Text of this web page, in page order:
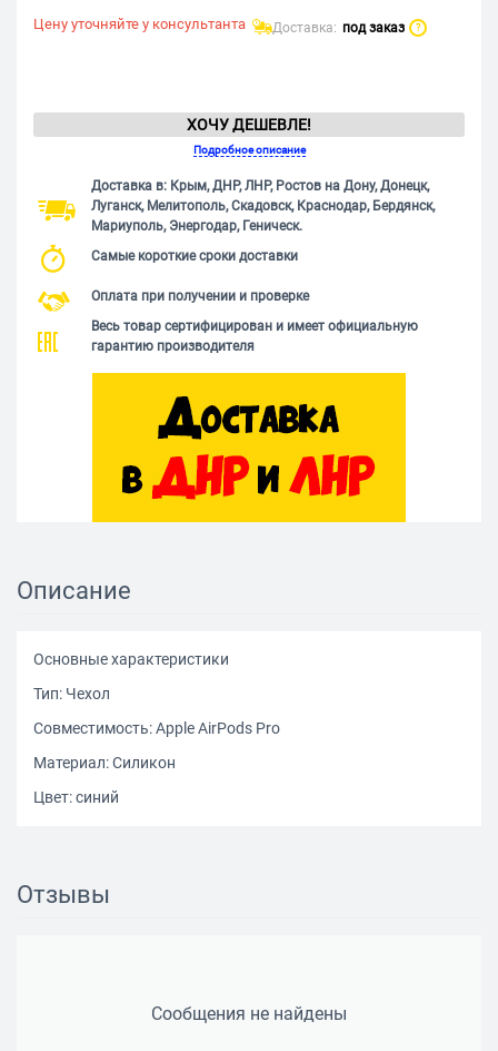
Цену уточняйте у консультанта Доставка: под заказ ?
ХОЧУ ДЕШЕВЛЕ!
Подробное описание
Доставка в: Крым, ДНР, ЛНР, Ростов на Дону, Донецк,
Луганск, Мелитополь, Скадовск, Краснодар, Бердянск,
Мариуполь, Энергодар, Геническ.
Самые короткие сроки доставки
Оплата при получении и проверке
Весь товар сертифицирован и имеет официальную
гарантию производителя
Описание
Основные характеристики
Тип: Чехол
Совместимость: Apple AirPods Pro
Материал: Силикон
Цвет: синий
Отзывы
Сообщения не найдены